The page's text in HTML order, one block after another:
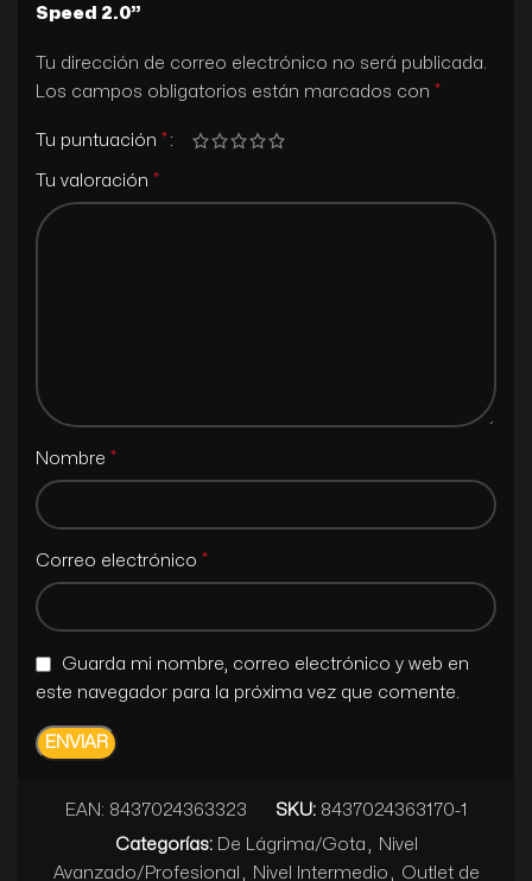
Speed 2.0”
Tu dirección de correo electrónico no será publicada.
Los campos obligatorios están marcados con *
Tu puntuación *
Tu valoración *
Nombre *
Correo electrónico *
Guarda mi nombre, correo electrónico y web en
este navegador para la próxima vez que comente.
EAN: 8437024363323 SKU: 8437024363170-1
Categorías: De Lágrima/Gota
Nivel
Avanzado/Profesional
Nivel Intermedio
Outlet de